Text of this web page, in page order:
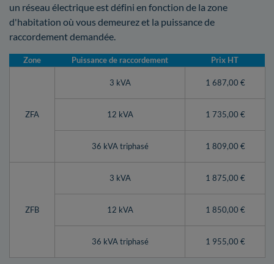
un réseau électrique est défini en fonction de la zone
d'habitation où vous demeurez et la puissance de
raccordement demandée.
Zone Puissance de raccordement Prix HT
ZFA
3 kVA 1 687,00 €
12 kVA 1 735,00 €
36 kVA triphasé 1 809,00 €
ZFB
3 kVA 1 875,00 €
12 kVA 1 850,00 €
36 kVA triphasé 1 955,00 €